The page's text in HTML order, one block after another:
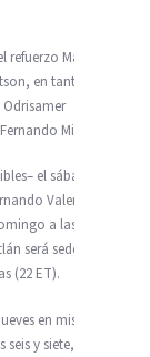
Manny
en tanto que
Miranda.
el sábado a
Valenzuela
a las 17:00
será sede de
(22 ET).
en mismo
y siete, serán